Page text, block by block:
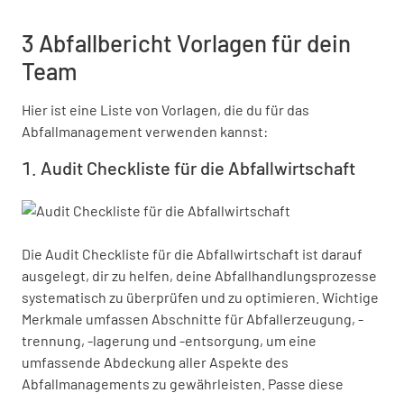
3 Abfallbericht Vorlagen für dein
Team
Hier ist eine Liste von Vorlagen, die du für das
Abfallmanagement verwenden kannst:
Audit Checkliste für die Abfallwirtschaft
Die Audit Checkliste für die Abfallwirtschaft ist darauf
ausgelegt, dir zu helfen, deine Abfallhandlungsprozesse
systematisch zu überprüfen und zu optimieren. Wichtige
Merkmale umfassen Abschnitte für Abfallerzeugung, -
trennung, -lagerung und -entsorgung, um eine
umfassende Abdeckung aller Aspekte des
Abfallmanagements zu gewährleisten. Passe diese